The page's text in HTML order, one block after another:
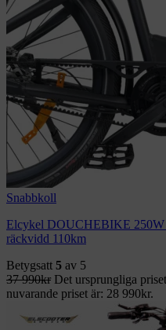
Snabbkoll
Elcykel DOUCHEBIKE
räckvidd 110km
Betygsatt 5 av 5
37 990kr Det ursprungliga
nuvarande priset är: 28 990kr.